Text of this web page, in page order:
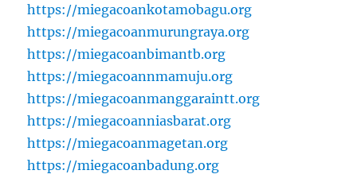
https://miegacoankotamobagu.org
https://miegacoanmurungraya.org
https://miegacoanbimantb.org
https://miegacoannmamuju.org
https://miegacoanmanggaraintt.org
https://miegacoanniasbarat.org
https://miegacoanmagetan.org
https://miegacoanbadung.org